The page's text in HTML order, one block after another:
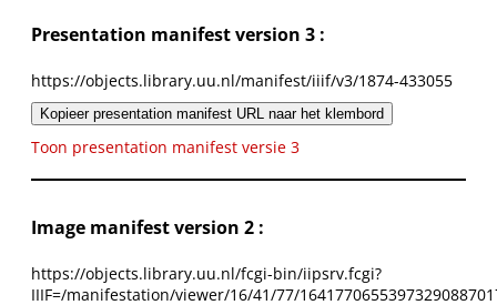
Presentation manifest version 3 :
https://objects.library.uu.nl/manifest/iiif/v3/1874-433055
Kopieer presentation manifest URL naar het klembord
Toon presentation manifest versie 3
Image manifest version 2 :
https://objects.library.uu.nl/fcgi-bin/iipsrv.fcgi?
IIIF=/manifestation/viewer/16/41/77/